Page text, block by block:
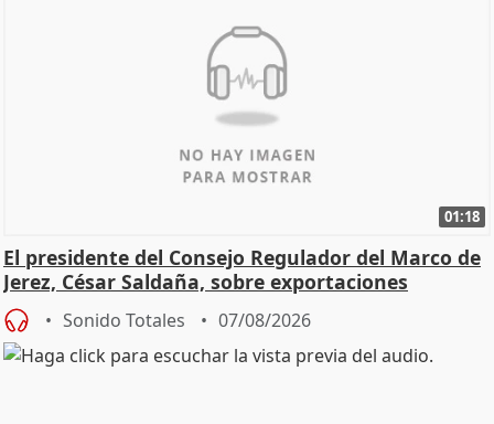
01:18
El presidente del Consejo Regulador del Marco de
Jerez, César Saldaña, sobre exportaciones
Sonido Totales 07/08/2026